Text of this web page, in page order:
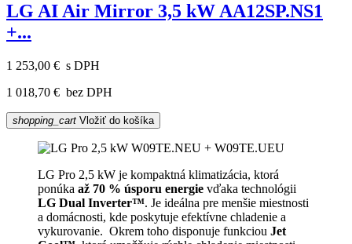
LG AI Air Mirror 3,5 kW AA12SP.NS1
+...
1 253,00 € s DPH
1 018,70 € bez DPH
shopping_cart Vložiť do košíka
LG Pro 2,5 kW je kompaktná klimatizácia, ktorá
ponúka až 70 % úsporu energie vďaka technológii
LG Dual Inverter™. Je ideálna pre menšie miestnosti
a domácnosti, kde poskytuje efektívne chladenie a
vykurovanie. Okrem toho disponuje funkciou Jet